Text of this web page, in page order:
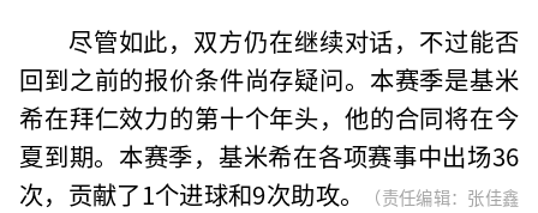
尽管如此，双方仍在继续对话，不过能否
回到之前的报价条件尚存疑问。本赛季是基米
希在拜仁效力的第十个年头，他的合同将在今
夏到期。本赛季，基米希在各项赛事中出场36
次，贡献了1个进球和9次助攻。
（责任编辑：张佳鑫